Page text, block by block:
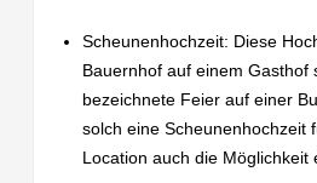
Scheunenhochzeit: Diese
Bauernhof auf einem Gasthof
bezeichnete Feier auf einer
solch eine Scheunenhochzeit
Location auch die Möglichkeit